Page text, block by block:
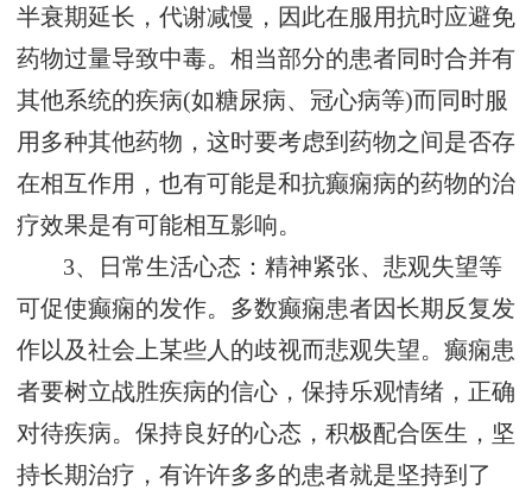
半衰期延长，代谢减慢，因此在服用抗时应避免
药物过量导致中毒。相当部分的患者同时合并有
其他系统的疾病(如糖尿病、冠心病等)而同时服
用多种其他药物，这时要考虑到药物之间是否存
在相互作用，也有可能是和抗癫痫病的药物的治
疗效果是有可能相互影响。
3、日常生活心态：精神紧张、悲观失望等
可促使癫痫的发作。多数癫痫患者因长期反复发
作以及社会上某些人的歧视而悲观失望。癫痫患
者要树立战胜疾病的信心，保持乐观情绪，正确
对待疾病。保持良好的心态，积极配合医生，坚
持长期治疗，有许许多多的患者就是坚持到了